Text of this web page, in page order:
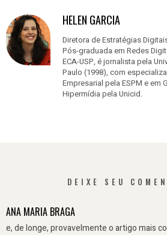
HELEN GARCIA
Diretora de Estratégias
Pós-graduada em Redes
ECA-USP, é jornalista pela
Paulo (1998), com
Empresarial pela ESPM e em
Hipermídia pela Unicid.
DEIXE SEU
ANA MARIA BRAGA
e, de longe, provavelmente o artigo mais